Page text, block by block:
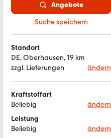
Angebote
Suche speichern
Standort
DE, Oberhausen, 19 km
zzgl. Lieferungen
ändern
Kraftstoffart
Beliebig
ändern
Leistung
Beliebig
ändern